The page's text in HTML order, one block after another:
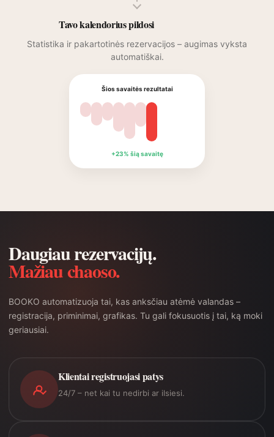
Tavo kalendorius pildosi
Statistika ir pakartotinės rezervacijos – augimas vyksta
automatiškai.
Šios savaitės rezultatai
+23% šią savaitę
Daugiau rezervacijų.
Mažiau chaoso.
BOOKO automatizuoja tai, kas anksčiau atėmė valandas –
registracija, priminimai, grafikas. Tu gali fokusuotis į tai, ką moki
geriausiai.
Klientai registruojasi patys
24/7 – net kai tu nedirbi ar ilsiesi.